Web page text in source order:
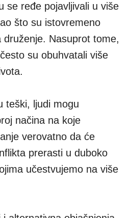
se ređe pojavljivali u više
što su istovremeno
druženje. Nasuprot tome,
su obuhvatali više
teški, ljudi mogu
načina na koje
verovatno da će
prerasti u duboko
učestvujemo na više